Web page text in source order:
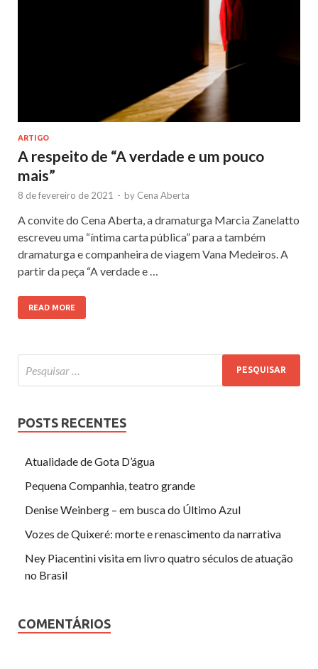
ARTIGO
A respeito de “A verdade e um pouco
mais”
8 de fevereiro de 2021 - by Cena Aberta
A convite do Cena Aberta, a dramaturga Marcia Zanelatto
escreveu uma “íntima carta pública” para a também
dramaturga e companheira de viagem Vana Medeiros. A
partir da peça “A verdade e …
READ MORE
POSTS RECENTES
Atualidade de Gota D’água
Pequena Companhia, teatro grande
Denise Weinberg – em busca do Último Azul
Vozes de Quixeré: morte e renascimento da narrativa
Ney Piacentini visita em livro quatro séculos de atuação
no Brasil
COMENTÁRIOS